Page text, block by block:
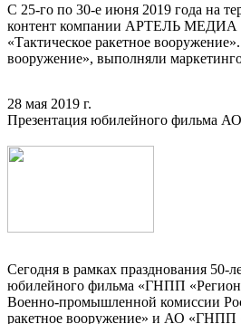
С 25-го по 30-е июня 2019 года на
контент компании АРТЕЛЬ МЕДИА
«Тактическое ракетное
вооружение», выполняли
28 мая 2019 г.
Презентация юбилейного фильма
Сегодня в рамках празднования 50-
юбилейного фильма «ГНПП
Военно-промышленной комиссии
ракетное вооружение» и АО «ГНПП